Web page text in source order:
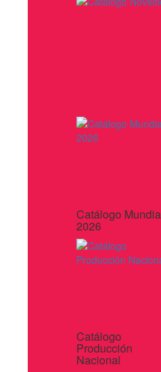
Catálogo
2026
Catálogo
Producción
Nacional